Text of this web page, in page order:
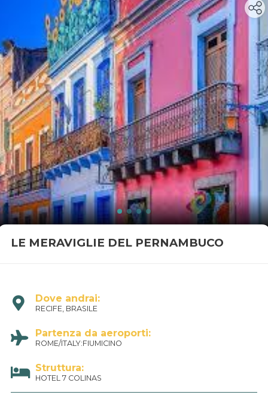
LE MERAVIGLIE DEL PERNAMBUCO
Dove andrai:
RECIFE, BRASILE
Partenza da aeroporti:
ROME/ITALY:FIUMICINO
Struttura:
HOTEL 7 COLINAS